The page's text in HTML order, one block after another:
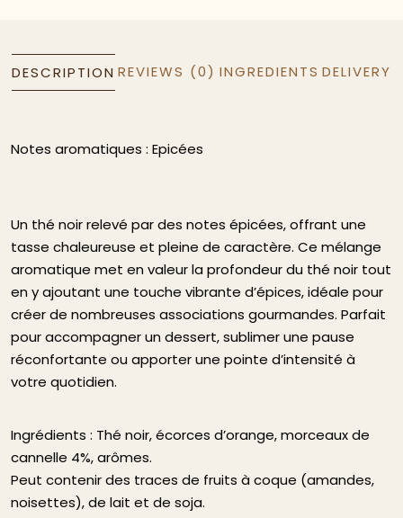
DESCRIPTION REVIEWS (0) INGREDIENTS DELIVERY
Notes aromatiques : Epicées
Un thé noir relevé par des notes épicées, offrant une
tasse chaleureuse et pleine de caractère. Ce mélange
aromatique met en valeur la profondeur du thé noir tout
en y ajoutant une touche vibrante d’épices, idéale pour
créer de nombreuses associations gourmandes. Parfait
pour accompagner un dessert, sublimer une pause
réconfortante ou apporter une pointe d’intensité à
votre quotidien.
Ingrédients : Thé noir, écorces d’orange, morceaux de
cannelle 4%, arômes.
Peut contenir des traces de fruits à coque (amandes,
noisettes), de lait et de soja.